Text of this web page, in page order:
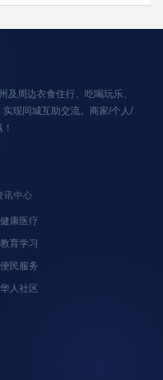
9月8日前未使用官
及周边衣食住行、吃喝玩乐、
现同城互助交流。商家/个人/
讯中心
健康医疗
教育学习
便民服务
华人社区